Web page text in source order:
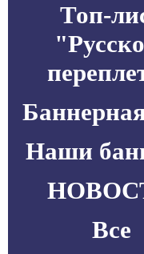
Топ-
Наши
Все